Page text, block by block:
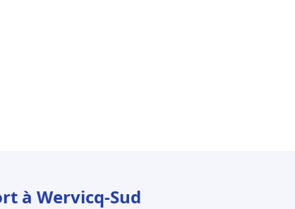
à Wervicq-Sud